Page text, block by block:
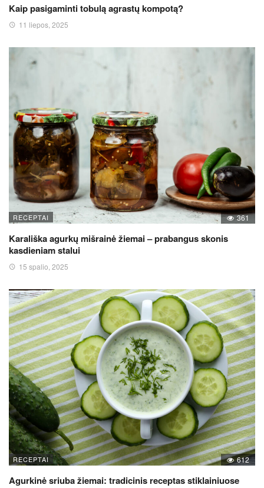
Kaip pasigaminti tobulą agrastų kompotą?
11 liepos, 2025
RECEPTAI 361
Karališka agurkų mišrainė žiemai – prabangus skonis
kasdieniam stalui
15 spalio, 2025
RECEPTAI 612
Agurkinė sriuba žiemai: tradicinis receptas stiklainiuose